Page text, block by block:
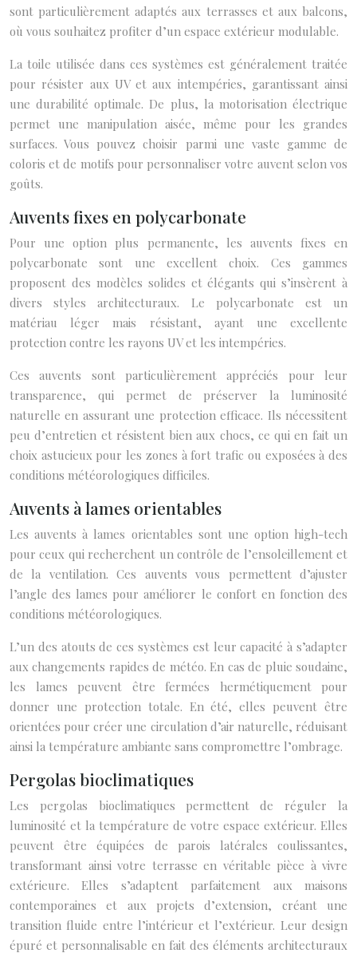
sont particulièrement adaptés aux terrasses et aux balcons,
où vous souhaitez profiter d’un espace extérieur modulable.
La toile utilisée dans ces systèmes est généralement traitée
pour résister aux UV et aux intempéries, garantissant ainsi
une durabilité optimale. De plus, la motorisation électrique
permet une manipulation aisée, même pour les grandes
surfaces. Vous pouvez choisir parmi une vaste gamme de
coloris et de motifs pour personnaliser votre auvent selon vos
goûts.
Auvents fixes en polycarbonate
Pour une option plus permanente, les auvents fixes en
polycarbonate sont une excellent choix. Ces gammes
proposent des modèles solides et élégants qui s’insèrent à
divers styles architecturaux. Le polycarbonate est un
matériau léger mais résistant, ayant une excellente
protection contre les rayons UV et les intempéries.
Ces auvents sont particulièrement appréciés pour leur
transparence, qui permet de préserver la luminosité
naturelle en assurant une protection efficace. Ils nécessitent
peu d’entretien et résistent bien aux chocs, ce qui en fait un
choix astucieux pour les zones à fort trafic ou exposées à des
conditions météorologiques difficiles.
Auvents à lames orientables
Les auvents à lames orientables sont une option high-tech
pour ceux qui recherchent un contrôle de l’ensoleillement et
de la ventilation. Ces auvents vous permettent d’ajuster
l’angle des lames pour améliorer le confort en fonction des
conditions météorologiques.
L’un des atouts de ces systèmes est leur capacité à s’adapter
aux changements rapides de météo. En cas de pluie soudaine,
les lames peuvent être fermées hermétiquement pour
donner une protection totale. En été, elles peuvent être
orientées pour créer une circulation d’air naturelle, réduisant
ainsi la température ambiante sans compromettre l’ombrage.
Pergolas bioclimatiques
Les pergolas bioclimatiques permettent de réguler la
luminosité et la température de votre espace extérieur. Elles
peuvent être équipées de parois latérales coulissantes,
transformant ainsi votre terrasse en véritable pièce à vivre
extérieure. Elles s’adaptent parfaitement aux maisons
contemporaines et aux projets d’extension, créant une
transition fluide entre l’intérieur et l’extérieur. Leur design
épuré et personnalisable en fait des éléments architecturaux